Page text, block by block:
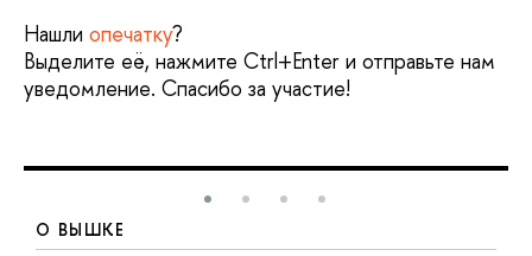
Нашли опечатку?
Выделите её, нажмите Ctrl+Enter и отправьте нам
уведомление. Спасибо за участие!
О ВЫШКЕ